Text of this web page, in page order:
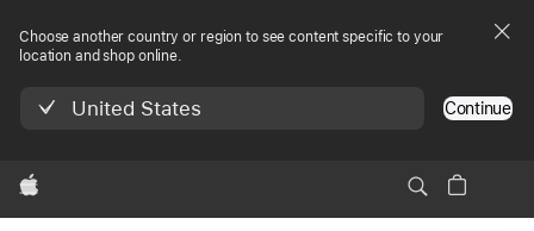
Choose another country or region to see content specific to your
location and shop online.
United States Continue
Apple